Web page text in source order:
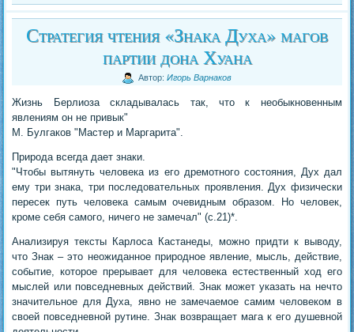
Стратегия чтения «Знака Духа» магов
партии дона Хуана
Автор: Игорь Варнаков
Жизнь Берлиоза складывалась так, что к необыкновенным
явлениям он не привык"
М. Булгаков "Мастер и Маргарита".
Природа всегда дает знаки.
"Чтобы вытянуть человека из его дремотного состояния, Дух дал
ему три знака, три последовательных проявления. Дух физически
пересек путь человека самым очевидным образом. Но человек,
кроме себя самого, ничего не замечал" (с.21)*.
Анализируя тексты Карлоса Кастанеды, можно придти к выводу,
что Знак – это неожиданное природное явление, мысль, действие,
событие, которое прерывает для человека естественный ход его
мыслей или повседневных действий. Знак может указать на нечто
значительное для Духа, явно не замечаемое самим человеком в
своей повседневной рутине. Знак возвращает мага к его душевной